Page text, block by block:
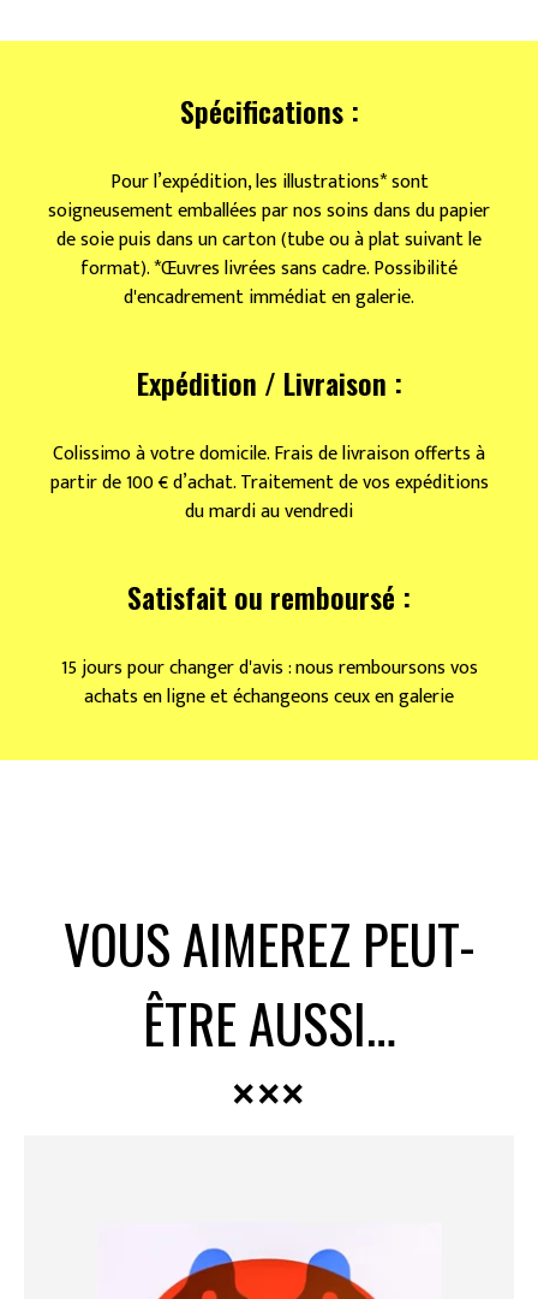
Spécifications :
Pour l’expédition, les illustrations* sont
soigneusement emballées par nos soins dans du papier
de soie puis dans un carton (tube ou à plat suivant le
format). *Œuvres livrées sans cadre. Possibilité
d'encadrement immédiat en galerie.
Expédition / Livraison :
Colissimo à votre domicile. Frais de livraison offerts à
partir de 100 € d’achat. Traitement de vos expéditions
du mardi au vendredi
Satisfait ou remboursé :
15 jours pour changer d'avis : nous remboursons vos
achats en ligne et échangeons ceux en galerie
VOUS AIMEREZ PEUT-
ÊTRE AUSSI…